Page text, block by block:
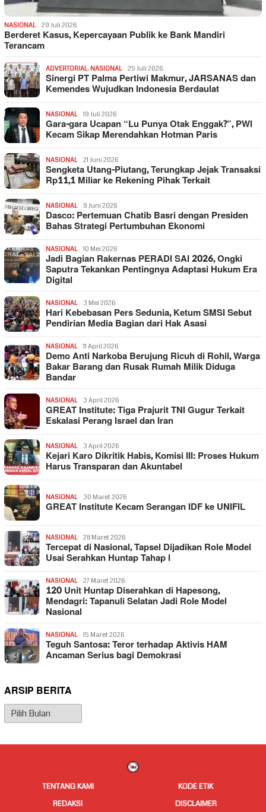
NASIONAL 29 Juli 2026
Berderet Kasus, Kepercayaan Publik ke Bank Mandiri
Terancam
ADVERTORIAL, NASIONAL 25 Juli 2026
Sinergi PT Palma Pertiwi Makmur, JARSANAS dan
Kemendes Wujudkan Indonesia Berdaulat
NASIONAL 19 Juli 2026
Gara-gara Ucapan “Lu Punya Otak Enggak?”, PWI
Kecam Sikap Merendahkan Hotman Paris
NASIONAL 21 Juni 2026
Sengketa Utang-Piutang, Terungkap Jejak Transaksi
Rp11,1 Miliar ke Rekening Pihak Terkait
NASIONAL 9 Juni 2026
Dasco: Pertemuan Chatib Basri dengan Presiden
Bahas Strategi Pertumbuhan Ekonomi
NASIONAL 10 Mei 2026
Jadi Bagian Rakernas PERADI SAI 2026, Ongki
Saputra Tekankan Pentingnya Adaptasi Hukum Era
Digital
NASIONAL 3 Mei 2026
Hari Kebebasan Pers Sedunia, Ketum SMSI Sebut
Pendirian Media Bagian dari Hak Asasi
NASIONAL 11 April 2026
Demo Anti Narkoba Berujung Ricuh di Rohil, Warga
Bakar Barang dan Rusak Rumah Milik Diduga
Bandar
NASIONAL 3 April 2026
GREAT Institute: Tiga Prajurit TNI Gugur Terkait
Eskalasi Perang Israel dan Iran
NASIONAL 3 April 2026
Kejari Karo Dikritik Habis, Komisi III: Proses Hukum
Harus Transparan dan Akuntabel
NASIONAL 30 Maret 2026
GREAT Institute Kecam Serangan IDF ke UNIFIL
NASIONAL 28 Maret 2026
Tercepat di Nasional, Tapsel Dijadikan Role Model
Usai Serahkan Huntap Tahap I
NASIONAL 27 Maret 2026
120 Unit Huntap Diserahkan di Hapesong,
Mendagri: Tapanuli Selatan Jadi Role Model
Nasional
NASIONAL 15 Maret 2026
Teguh Santosa: Teror terhadap Aktivis HAM
Ancaman Serius bagi Demokrasi
ARSIP BERITA
Arsip
Berita
TENTANG KAMI
KODE ETIK
REDAKSI
DISCLAIMER